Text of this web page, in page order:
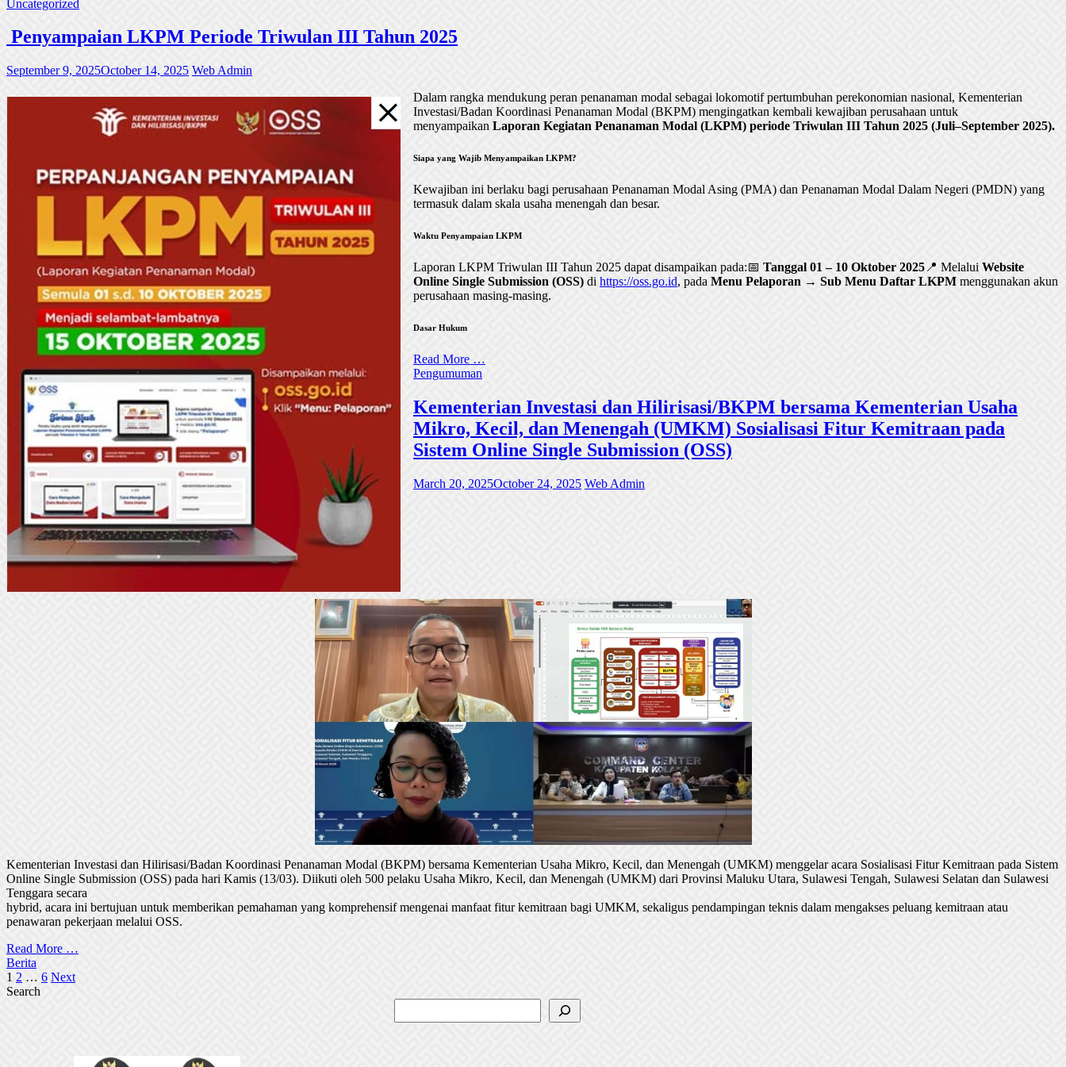
Uncategorized
Penyampaian LKPM Periode Triwulan III Tahun 2025
September 9, 2025October 14, 2025 Web Admin
Dalam rangka mendukung peran penanaman modal sebagai lokomotif pertumbuhan perekonomian nasional, Kementerian
Investasi/Badan Koordinasi Penanaman Modal (BKPM) mengingatkan kembali kewajiban perusahaan untuk
menyampaikan Laporan Kegiatan Penanaman Modal (LKPM) periode Triwulan III Tahun 2025 (Juli–September 2025).
Siapa yang Wajib Menyampaikan LKPM?
Kewajiban ini berlaku bagi perusahaan Penanaman Modal Asing (PMA) dan Penanaman Modal Dalam Negeri (PMDN) yang
termasuk dalam skala usaha menengah dan besar.
Waktu Penyampaian LKPM
Laporan LKPM Triwulan III Tahun 2025 dapat disampaikan pada:📅 Tanggal 01 – 10 Oktober 2025 📍 Melalui Website
Online Single Submission (OSS) di https://oss.go.id, pada Menu Pelaporan → Sub Menu Daftar LKPM menggunakan akun
perusahaan masing-masing.
Dasar Hukum
Read More …
Pengumuman
Kementerian Investasi dan Hilirisasi/BKPM bersama Kementerian Usaha
Mikro, Kecil, dan Menengah (UMKM) Sosialisasi Fitur Kemitraan pada
Sistem Online Single Submission (OSS)
March 20, 2025October 24, 2025 Web Admin
Kementerian Investasi dan Hilirisasi/Badan Koordinasi Penanaman Modal (BKPM) bersama Kementerian Usaha Mikro, Kecil, dan Menengah (UMKM) menggelar acara Sosialisasi Fitur Kemitraan pada Sistem
Online Single Submission (OSS) pada hari Kamis (13/03). Diikuti oleh 500 pelaku Usaha Mikro, Kecil, dan Menengah (UMKM) dari Provinsi Maluku Utara, Sulawesi Tengah, Sulawesi Selatan dan Sulawesi
Tenggara secara
hybrid, acara ini bertujuan untuk memberikan pemahaman yang komprehensif mengenai manfaat fitur kemitraan bagi UMKM, sekaligus pendampingan teknis dalam mengakses peluang kemitraan atau
penawaran pekerjaan melalui OSS.
Read More …
Berita
Posts
pagination
1 2 … 6 Next
Search